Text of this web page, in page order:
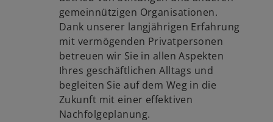
gemeinnützigen Organisationen.
Dank unserer langjährigen Erfahrung
mit vermögenden Privatpersonen
betreuen wir Sie in allen Aspekten
Ihres geschäftlichen Alltags und
begleiten Sie auf dem Weg in die
Zukunft mit einer effektiven
Nachfolgeplanung.